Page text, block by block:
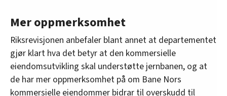
Mer oppmerksomhet
Riksrevisjonen anbefaler blant annet at departementet
gjør klart hva det betyr at den kommersielle
eiendomsutvikling skal understøtte jernbanen, og at
de har mer oppmerksomhet på om Bane Nors
kommersielle eiendommer bidrar til overskudd til